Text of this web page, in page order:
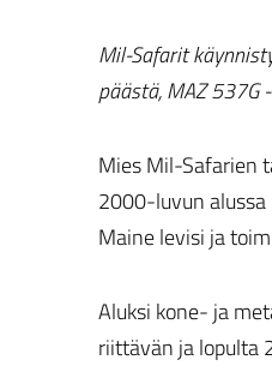
Mil-Safarit
päästä, MAZ
Mies Mil-Safarien
2000-luvun
Maine levisi ja
Aluksi kone- ja
riittävän ja lopulta